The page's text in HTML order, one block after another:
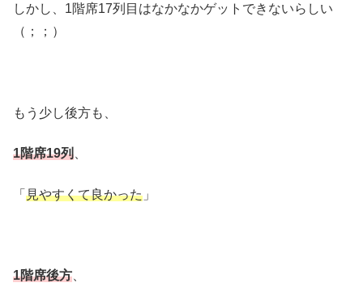
しかし、1階席17列目はなかなかゲットできないらしい
（；；）
もう少し後方も、
1階席19列
「 見やすくて良かった 」
1階席後方